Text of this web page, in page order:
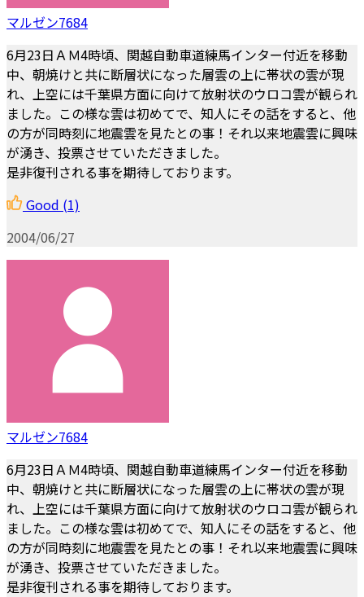
マルゼン7684
6月23日ＡＭ4時頃、関越自動車道練馬インター付近を移動
中、朝焼けと共に断層状になった層雲の上に帯状の雲が現
れ、上空には千葉県方面に向けて放射状のウロコ雲が観られ
ました。この様な雲は初めてで、知人にその話をすると、他
の方が同時刻に地震雲を見たとの事！それ以来地震雲に興味
が湧き、投票させていただきました。
是非復刊される事を期待しております。
Good (1)
2004/06/27
マルゼン7684
6月23日ＡＭ4時頃、関越自動車道練馬インター付近を移動
中、朝焼けと共に断層状になった層雲の上に帯状の雲が現
れ、上空には千葉県方面に向けて放射状のウロコ雲が観られ
ました。この様な雲は初めてで、知人にその話をすると、他
の方が同時刻に地震雲を見たとの事！それ以来地震雲に興味
が湧き、投票させていただきました。
是非復刊される事を期待しております。